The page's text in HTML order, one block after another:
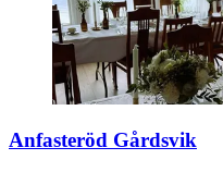
Anfasteröd Gårdsvik